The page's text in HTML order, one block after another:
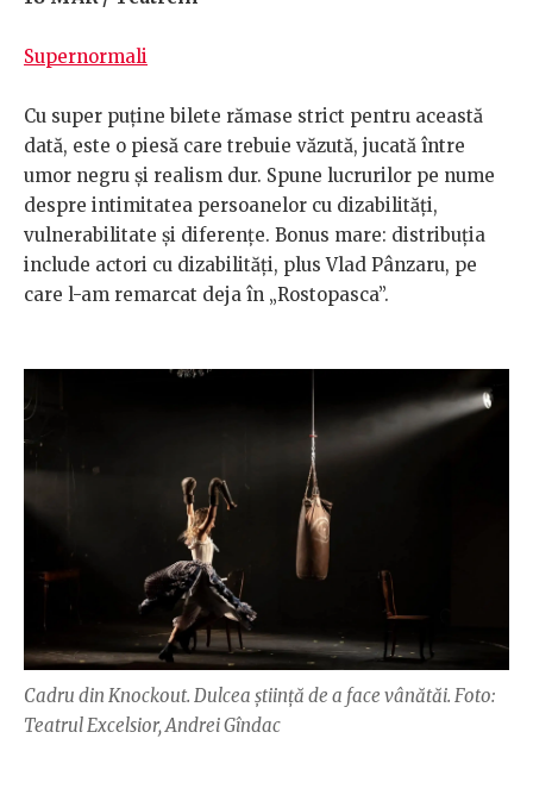
Supernormali
Cu super puține bilete rămase strict pentru această
dată, este o piesă care trebuie văzută, jucată între
umor negru și realism dur. Spune lucrurilor pe nume
despre intimitatea persoanelor cu dizabilități,
vulnerabilitate și diferențe. Bonus mare: distribuția
include actori cu dizabilități, plus Vlad Pânzaru, pe
care l-am remarcat deja în „Rostopasca”.
Cadru din Knockout. Dulcea știință de a face vânătăi. Foto:
Teatrul Excelsior, Andrei Gîndac